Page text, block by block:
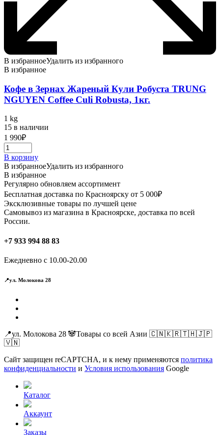
В избранноеУдалить из избранного
В избранное
Кофе в Зернах Жареный Кули Робуста TRUNG
NGUYEN Coffee Culi Robusta, 1кг.
1 kg
15 в наличии
1 990₽
В корзину
В избранноеУдалить из избранного
В избранное
Регулярно обновляем ассортимент
Бесплатная доставка по Красноярску от 5 000₽
Эксклюзивные товары по лучшей цене
Самовывоз из магазина в Красноярске, доставка по всей
России.
+7 933 994 88 83
Ежедневно с 10.00-20.00
📍ул. Молокова 28
📍ул. Молокова 28 🐼Товары со всей Азии 🇨🇳🇰🇷🇹🇭🇯🇵
🇻🇳
Сайт защищен reCAPTCHA, и к нему применяются политика
конфиденциальности и Условия использования Google
Каталог
Аккаунт
Заказы